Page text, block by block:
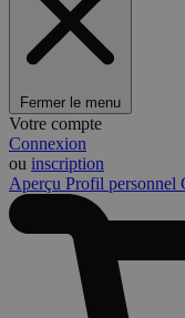
Fermer le menu
Votre compte
Connexion
ou inscription
Aperçu Profil personnel